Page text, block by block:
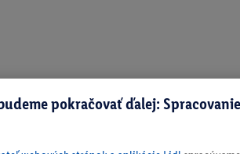
pokračovať ďalej: